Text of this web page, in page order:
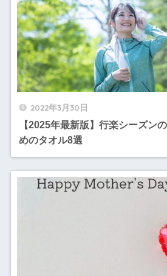
2022年3月30日
【2025年最新版】行楽シーズン
めのタオル8選